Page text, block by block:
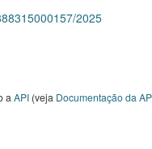
2025
a API(veja Documentação da